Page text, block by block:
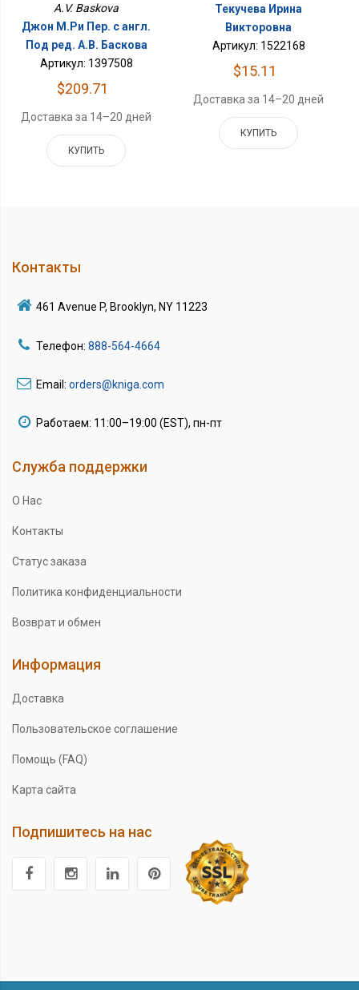
A.V. Baskova
Джон М.Ри Пер. с англ.
Под ред. А.В. Баскова
Артикул: 1397508
$209.71
Доставка за 14–20 дней
КУПИТЬ
Текучева Ирина
Викторовна
Артикул: 1522168
$15.11
Доставка за 14–20 дней
КУПИТЬ
Контакты
461 Avenue P, Brooklyn, NY 11223
Телефон: 888-564-4664
Email: orders@kniga.com
Работаем: 11:00–19:00 (EST), пн-пт
Служба поддержки
О Нас
Контакты
Статус заказа
Политика конфиденциальности
Возврат и обмен
Информация
Доставка
Пользовательское соглашение
Помощь (FAQ)
Карта сайта
Подпишитесь на нас